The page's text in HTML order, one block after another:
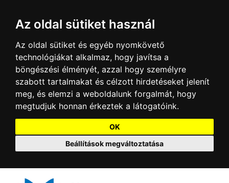
Az oldal sütiket használ
Az oldal sütiket és egyéb nyomkövető
technológiákat alkalmaz, hogy javítsa a
böngészési élményét, azzal hogy személyre
szabott tartalmakat és célzott hirdetéseket jelenít
meg, és elemzi a weboldalunk forgalmát, hogy
megtudjuk honnan érkeztek a látogatóink.
OK
Beállítások megváltoztatása